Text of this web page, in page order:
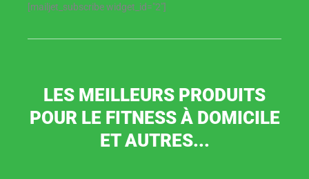
[mailjet_subscribe widget_id="2"]
LES MEILLEURS PRODUITS
POUR LE FITNESS À DOMICILE
ET AUTRES...